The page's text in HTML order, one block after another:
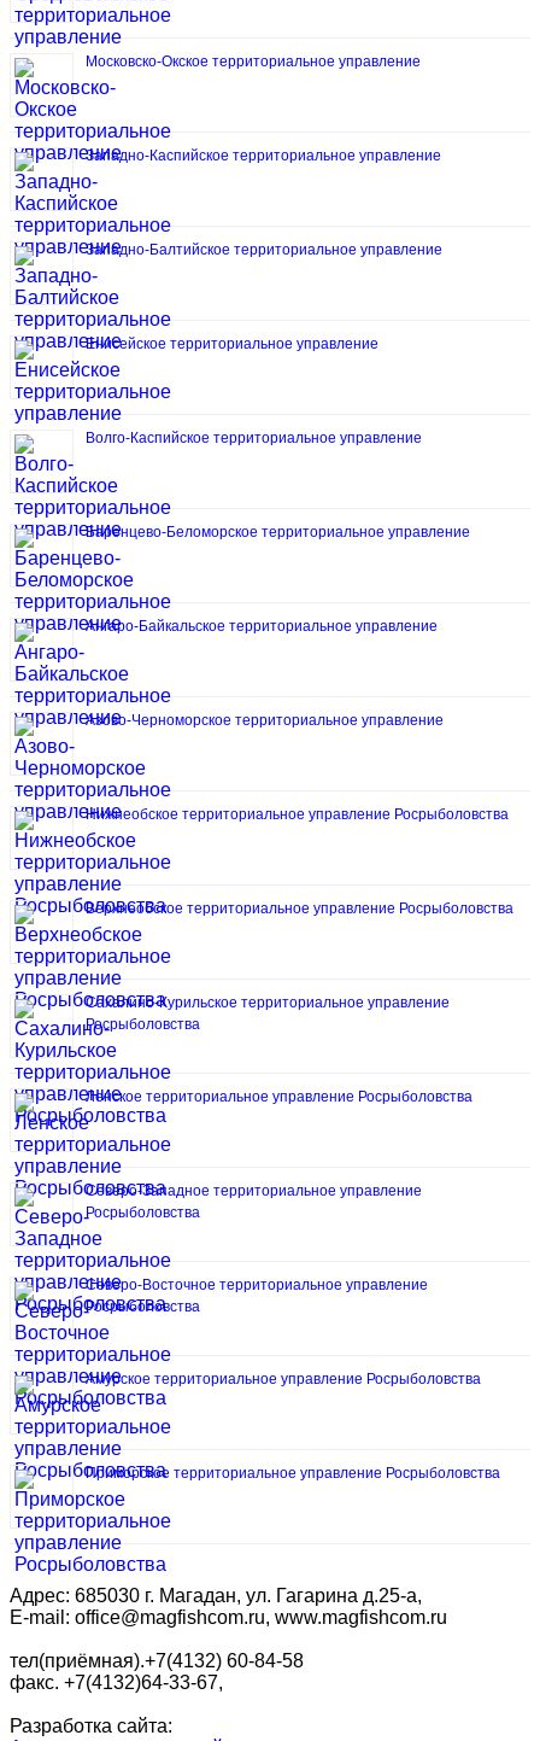
Московско-Окское территориальное управление
Западно-Каспийское территориальное управление
Западно-Балтийское территориальное управление
Енисейское территориальное управление
Волго-Каспийское территориальное управление
Баренцево-Беломорское территориальное управление
Ангаро-Байкальское территориальное управление
Азово-Черноморское территориальное управление
Нижнеобское территориальное управление Росрыболовства
Верхнеобское территориальное управление Росрыболовства
Сахалино-Курильское территориальное управление
Росрыболовства
Ленское территориальное управление Росрыболовства
Северо-Западное территориальное управление
Росрыболовства
Северо-Восточное территориальное управление
Росрыболовства
Амурское территориальное управление Росрыболовства
Приморское территориальное управление Росрыболовства
Адрес: 685030 г. Магадан, ул. Гагарина д.25-а,
E-mail: office@magfishcom.ru, www.magfishcom.ru
тел(приёмная).+7(4132) 60-84-58
факс. +7(4132)64-33-67,
Разработка сайта: